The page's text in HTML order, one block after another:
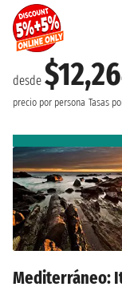
desde
precio por persona Tasas
Mediterráneo: